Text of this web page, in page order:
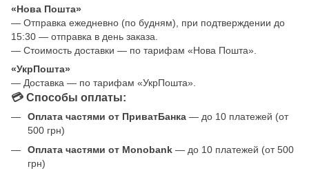
«Нова Пошта»
— Отправка ежедневно (по будням), при подтверждении до
15:30 — отправка в день заказа.
— Стоимость доставки — по тарифам «Нова Пошта».
«УкрПошта»
— Доставка — по тарифам «УкрПошта».
💳 Способы оплаты:
Оплата частями от ПриватБанка — до 10 платежей (от
500 грн)
Оплата частями от Monobank — до 10 платежей (от 500
грн)